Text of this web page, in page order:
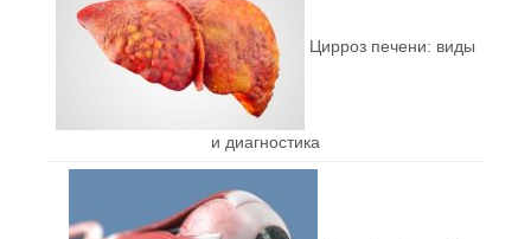
Цирроз печени: виды
и диагностика